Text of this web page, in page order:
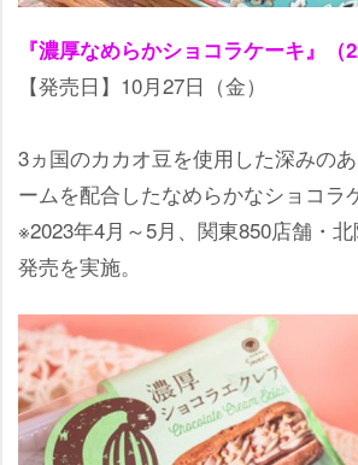
『濃厚なめらかショコラケーキ』（
【発売日】10月27日（金）
3ヵ国のカカオ豆を使用した深みの
ームを配合したなめらかなショコラ
※2023年4月～5月、関東850店舗・
発売を実施。